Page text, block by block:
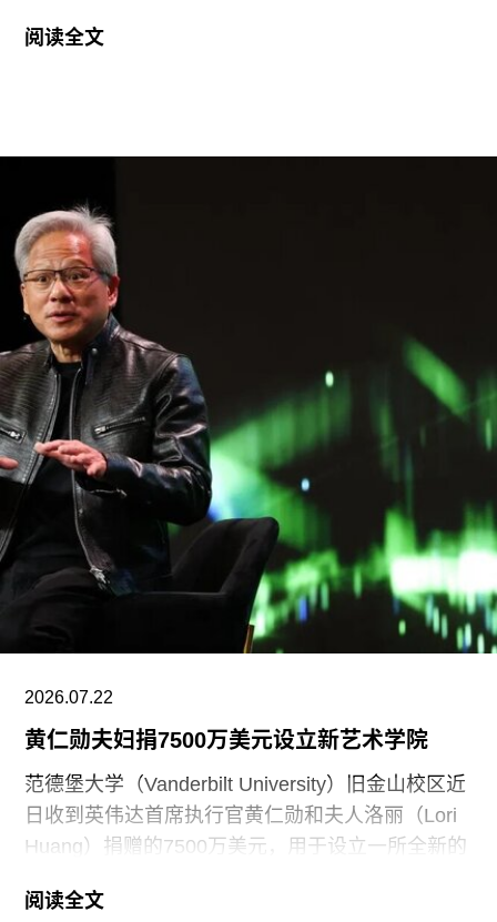
是其卓越的策展履历，以及能够为三年展带来崭新
间，他曾担任新加坡国家美术馆高级策展人，此后
部主管。2015年，他策划了第56届威尼斯双年展新
加坡馆。穆斯塔法还于2018年共同策划了达卡艺术
峰会，目前他正参与筹备将于2026年11月在多哈举
行的首届卡塔尔鲁拜亚四年展（Rubaiya
Qatar）。2017年至2022年，他曾担任柏林世界文
化宫（Haus der Kulturen der Welt）项目委员会成
员。自2025年起，他还担任国际现代艺术博物馆与
收藏委员会（CIMAM）理事。
上一届爱知三年展于2025年举行，主题为“灰烬与
蔷薇之间的时光”（A Time Between Ashes and
Roses），由沙迦艺术基金会主席兼创始人胡尔·卡
西米（Hoor Al Qasimi）担任艺术总监。
阅读全文
2026.07.22
黄仁勋夫妇捐7500万美元设立新艺术学院
范德堡大学（Vanderbilt University）旧金山校区近
日收到英伟达首席执行官黄仁勋和夫人洛丽（Lori
Huang）捐赠的7500万美元，用于设立一所全新的
筑与设计学院”，具体名称尚待校方批准。目前，学
阅读全文